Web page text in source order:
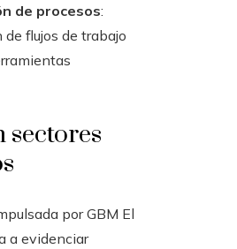
de procesos:
flujos de trabajo
sectores
por GBM El
a evidenciar